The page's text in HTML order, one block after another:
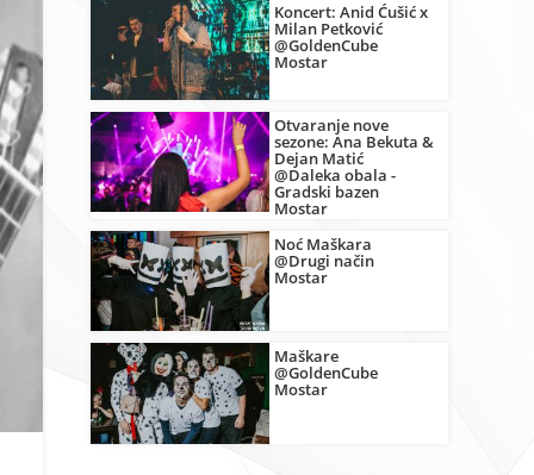
Koncert: Anid Ćušić x
Milan Petković
@GoldenCube
Mostar
Otvaranje nove
sezone: Ana Bekuta &
Dejan Matić
@Daleka obala -
Gradski bazen
Mostar
Noć Maškara
@Drugi način
Mostar
Maškare
@GoldenCube
Mostar